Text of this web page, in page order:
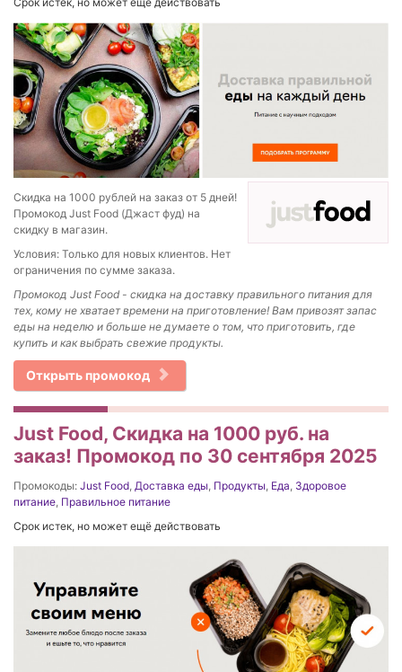
Скидка на 1000 рублей на заказ от 5 дней!
Промокод Just Food (Джаст фуд) на
скидку в магазин.
Условия: Только для новых клиентов. Нет
ограничения по сумме заказа.
Промокод Just Food - скидка на доставку правильного питания для
тех, кому не хватает времени на приготовление! Вам привозят запас
еды на неделю и больше не думаете о том, что приготовить, где
купить и как выбрать свежие продукты.
Открыть промокод
Just Food, Скидка на 1000 руб. на
заказ! Промокод по 30 сентября 2025
Промокоды: Just Food, Доставка еды, Продукты, Еда, Здоровое
питание, Правильное питание
Срок истек, но может ещё действовать